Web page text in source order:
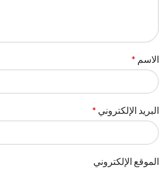
الاسم *
البريد الإلكتروني *
الموقع الإلكتروني